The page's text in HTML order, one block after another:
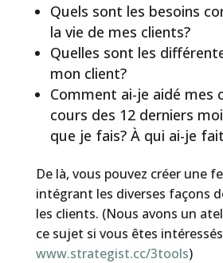
Quels sont les besoins
la vie de mes clients?
Quelles sont les
mon client?
Comment ai-je aidé mes
cours des 12 derniers
que je fais? À qui ai-je
De là, vous pouvez créer une
intégrant les diverses façons
les clients. (Nous avons un
ce sujet si vous êtes
www.strategist.cc/3tools)